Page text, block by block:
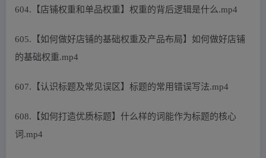
604.【店铺权重和单品权重】权重的背后逻辑是什么.mp4
605.【如何做好店铺的基础权重及产品布局】如何做好店铺
的基础权重.mp4
607.【认识标题及常见误区】标题的常用错误写法.mp4
608.【如何打造优质标题】什么样的词能作为标题的核心
词.mp4